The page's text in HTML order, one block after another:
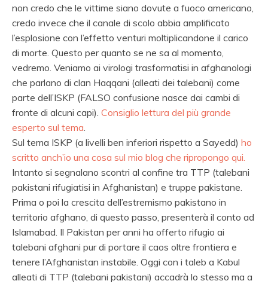
non credo che le vittime siano dovute a fuoco americano,
credo invece che il canale di scolo abbia amplificato
l’esplosione con l’effetto venturi moltiplicandone il carico
di morte. Questo per quanto se ne sa al momento,
vedremo. Veniamo ai virologi trasformatisi in afghanologi
che parlano di clan Haqqani (alleati dei talebani) come
parte dell’ISKP (FALSO confusione nasce dai cambi di
fronte di alcuni capi). Consiglio lettura del più grande
esperto sul tema.
Sul tema ISKP (a livelli ben inferiori rispetto a Sayedd) ho
scritto anch’io una cosa sul mio blog che ripropongo qui.
Intanto si segnalano scontri al confine tra TTP (talebani
pakistani rifugiatisi in Afghanistan) e truppe pakistane.
Prima o poi la crescita dell’estremismo pakistano in
territorio afghano, di questo passo, presenterà il conto ad
Islamabad. Il Pakistan per anni ha offerto rifugio ai
talebani afghani pur di portare il caos oltre frontiera e
tenere l’Afghanistan instabile. Oggi con i taleb a Kabul
alleati di TTP (talebani pakistani) accadrà lo stesso ma a